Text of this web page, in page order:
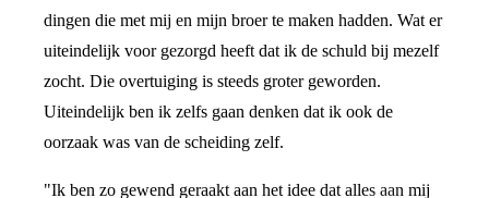
dingen die met mij en mijn broer te maken hadden. Wat er
uiteindelijk voor gezorgd heeft dat ik de schuld bij mezelf
zocht. Die overtuiging is steeds groter geworden.
Uiteindelijk ben ik zelfs gaan denken dat ik ook de
oorzaak was van de scheiding zelf.
"Ik ben zo gewend geraakt aan het idee dat alles aan mij